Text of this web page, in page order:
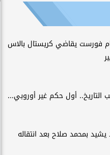
فورست يقاضي كريستال بالاس
التاريخ.. أول حكم غير أوروبي...
بمحمد صلاح بعد انتقاله